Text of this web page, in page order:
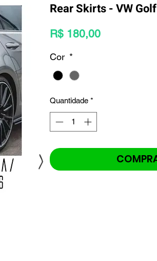
Rear Skirts - VW
R$ 180,00Preço
Cor *
Quantidade *
>